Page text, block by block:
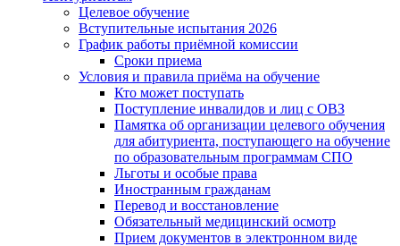
Целевое обучение
Вступительные испытания 2026
График работы приёмной комиссии
Сроки приема
Условия и правила приёма на обучение
Кто может поступать
Поступление инвалидов и лиц с ОВЗ
Памятка об организации целевого обучения
для абитуриента, поступающего на обучение
по образовательным программам СПО
Льготы и особые права
Иностранным гражданам
Перевод и восстановление
Обязательный медицинский осмотр
Прием документов в электронном виде